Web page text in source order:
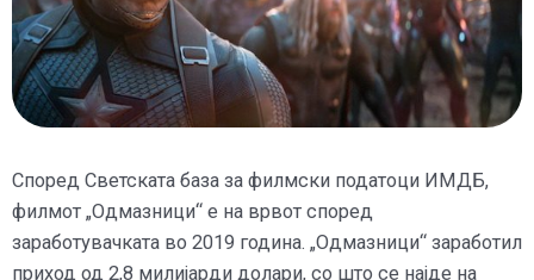
Според Светската база за филмски податоци ИМДБ,
филмот „Одмазници“ е на врвот според
заработувачката во 2019 година. „Одмазници“ заработил
приход од 2,8 милијарди долари, со што се најде на